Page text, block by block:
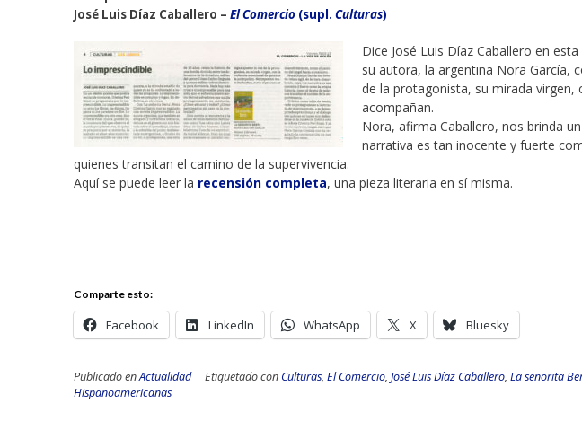
José Luis Díaz Caballero – El Comercio (supl. Culturas)
Dice José Luis Díaz Caballero en
su autora, la argentina Nora García,
de la protagonista, su mirada virgen,
acompañan.
Nora, afirma Caballero, nos brinda
narrativa es tan inocente y fuerte
quienes transitan el camino de la supervivencia.
Aquí se puede leer la recensión completa, una pieza literaria en sí misma.
Comparte esto:
Facebook LinkedIn WhatsApp X Bluesky
Publicado enActualidad Etiquetado con Culturas, El Comercio, José Luis Díaz Caballero, La señorita
Hispanoamericanas